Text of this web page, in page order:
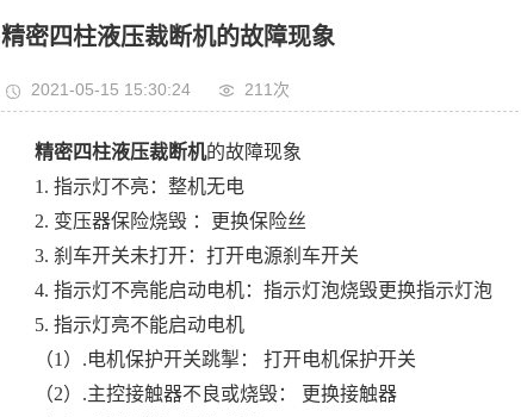
精密四柱液压裁断机的故障现象
2021-05-15 15:30:24 211次
精密四柱液压裁断机的故障现象
1. 指示灯不亮：整机无电
2. 变压器保险烧毁 ：更换保险丝
3. 刹车开关未打开：打开电源刹车开关
4. 指示灯不亮能启动电机：指示灯泡烧毁更换指示灯泡
5. 指示灯亮不能启动电机
（1）.电机保护开关跳掣： 打开电机保护开关
（2）.主控接触器不良或烧毁： 更换接触器